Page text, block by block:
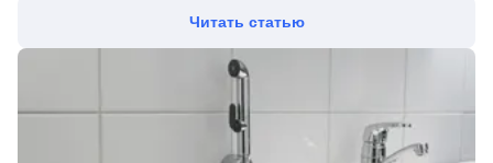
Читать статью